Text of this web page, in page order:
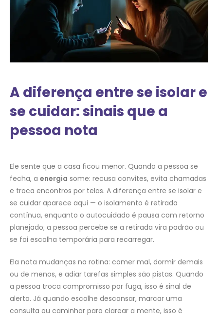
A diferença entre se isolar e
se cuidar: sinais que a
pessoa nota
Ele sente que a casa ficou menor. Quando a pessoa se
fecha, a energia some: recusa convites, evita chamadas
e troca encontros por telas. A diferença entre se isolar e
se cuidar aparece aqui — o isolamento é retirada
contínua, enquanto o autocuidado é pausa com retorno
planejado; a pessoa percebe se a retirada vira padrão ou
se foi escolha temporária para recarregar.
Ela nota mudanças na rotina: comer mal, dormir demais
ou de menos, e adiar tarefas simples são pistas. Quando
a pessoa troca compromisso por fuga, isso é sinal de
alerta. Já quando escolhe descansar, marcar uma
consulta ou caminhar para clarear a mente, isso é